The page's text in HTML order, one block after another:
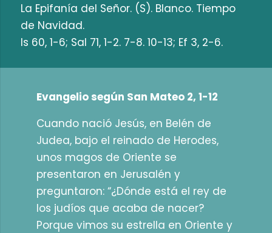
La Epifanía del Señor. (S). Blanco. Tiempo
de Navidad.
Is 60, 1-6; Sal 71, 1-2. 7-8. 10-13; Ef 3, 2-6.
Evangelio según San Mateo 2, 1-12
Cuando nació Jesús, en Belén de
Judea, bajo el reinado de Herodes,
unos magos de Oriente se
presentaron en Jerusalén y
preguntaron: “¿Dónde está el rey de
los judíos que acaba de nacer?
Porque vimos su estrella en Oriente y